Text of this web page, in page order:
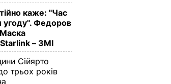
каже: "Час
угоду". Федоров
– ЗМІ
Сійярто
трьох років